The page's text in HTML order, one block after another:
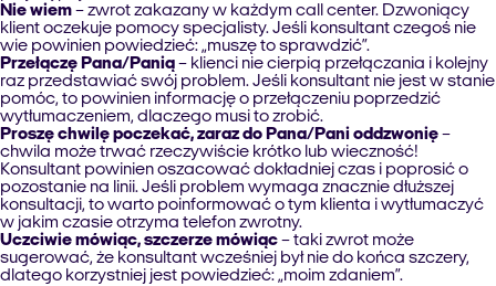
Nie wiem– zwrot zakazany w każdym call center. Dzwoniący
klient oczekuje pomocy specjalisty. Jeśli konsultant czegoś nie
wie powinien powiedzieć: „muszę to sprawdzić”.
Przełączę Pana/Panią– klienci nie cierpią przełączania i kolejny
raz przedstawiać swój problem. Jeśli konsultant nie jest w stanie
pomóc, to powinien informację o przełączeniu poprzedzić
wytłumaczeniem, dlaczego musi to zrobić.
Proszę chwilę poczekać, zaraz do Pana/Pani oddzwonię–
chwila może trwać rzeczywiście krótko lub wieczność!
Konsultant powinien oszacować dokładniej czas i poprosić o
pozostanie na linii. Jeśli problem wymaga znacznie dłuższej
konsultacji, to warto poinformować o tym klienta i wytłumaczyć
w jakim czasie otrzyma telefon zwrotny.
Uczciwie mówiąc, szczerze mówiąc– taki zwrot może
sugerować, że konsultant wcześniej był nie do końca szczery,
dlatego korzystniej jest powiedzieć: „moim zdaniem”.